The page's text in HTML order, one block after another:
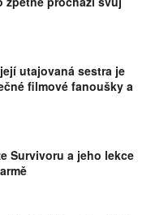
utajovaná sestra je
filmové fanoušky a
Survivoru a jeho lekce